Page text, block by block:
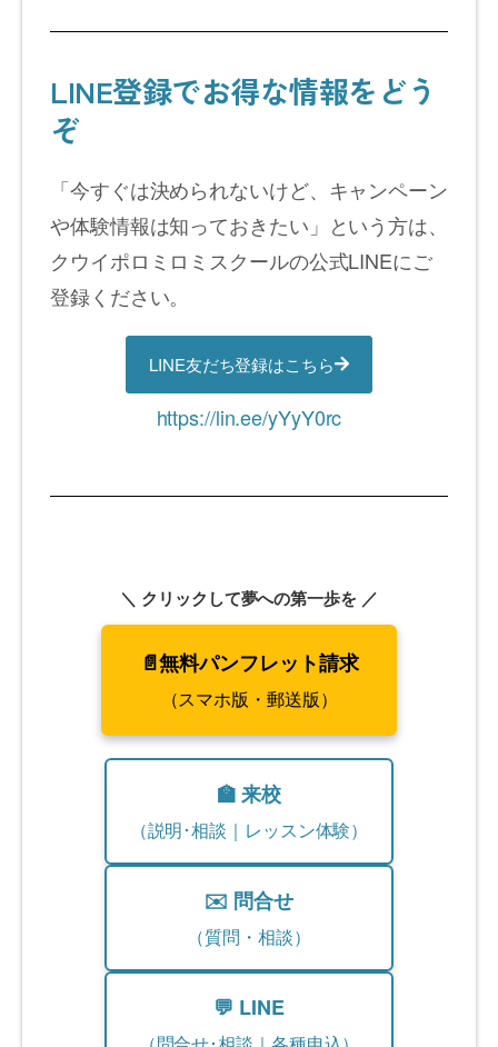
LINE登録でお得な情報をどう
ぞ
「今すぐは決められないけど、キャンペーン
や体験情報は知っておきたい」という方は、
クウイポロミロミスクールの公式LINEにご
登録ください。
LINE友だち登録はこちら
https://lin.ee/yYyY0rc
＼ クリックして夢への第一歩を ／
📄無料パンフレット請求
（スマホ版・郵送版）
🏫 来校
（説明･相談｜レッスン体験）
✉️ 問合せ
（質問・相談）
💬 LINE